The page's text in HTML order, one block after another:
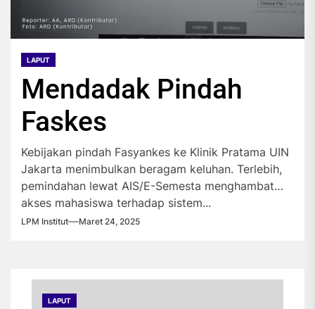
LAPUT
Mendadak Pindah
Faskes
Kebijakan pindah Fasyankes ke Klinik Pratama UIN
Jakarta menimbulkan beragam keluhan. Terlebih,
pemindahan lewat AIS/E-Semesta menghambat
akses mahasiswa terhadap sistem...
LPM Institut Maret 24, 2025
LAPUT